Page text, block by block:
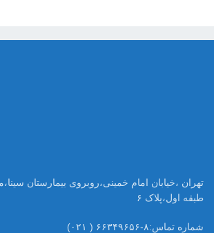
طبقه اول،پلاک ۶
شماره تماس:۸-۶۶۳۴۹۶۵۶ ( ۰۲۱)